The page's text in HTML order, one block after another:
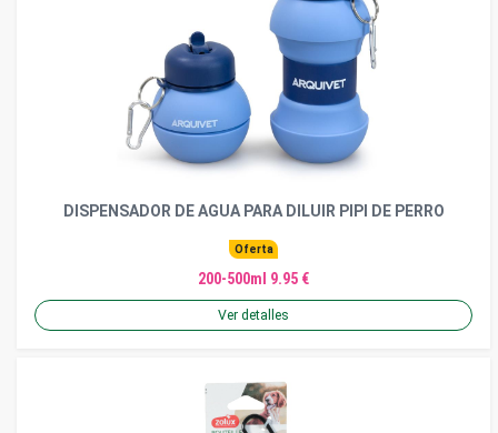
DISPENSADOR DE AGUA PARA DILUIR PIPI DE PERRO
Oferta
200-500ml 9.95 €
Ver detalles